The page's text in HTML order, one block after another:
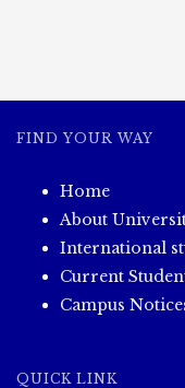
FIND YOUR WAY
Home
About
International
Current
Campus
QUICK LINK